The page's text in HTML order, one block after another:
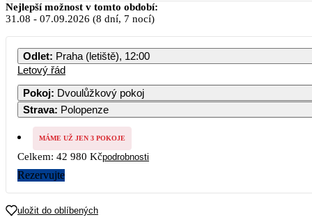
Nejlepší možnost v tomto období:
31.08 - 07.09.2026 (8 dní, 7 nocí)
Odlet: Praha (letiště), 12:00
Letový řád
Pokoj: Dvoulůžkový pokoj
Strava: Polopenze
MÁME UŽ JEN 3 POKOJE
Celkem: 42 980 Kčpodrobnosti
Rezervujte
uložit do oblíbených